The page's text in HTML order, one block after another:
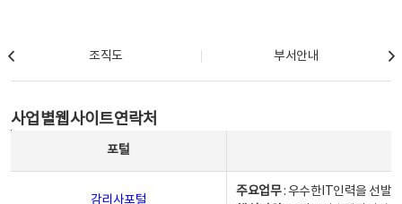
조직도 부서안내
사업별웹사이트연락처
포털
감리사포털
주요업무: 우수한IT인력을 선발